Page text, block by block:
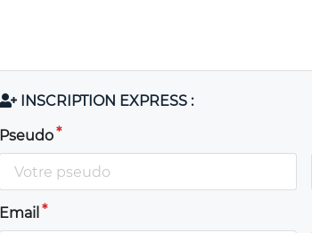
INSCRIPTION EXPRESS :
Pseudo
Email